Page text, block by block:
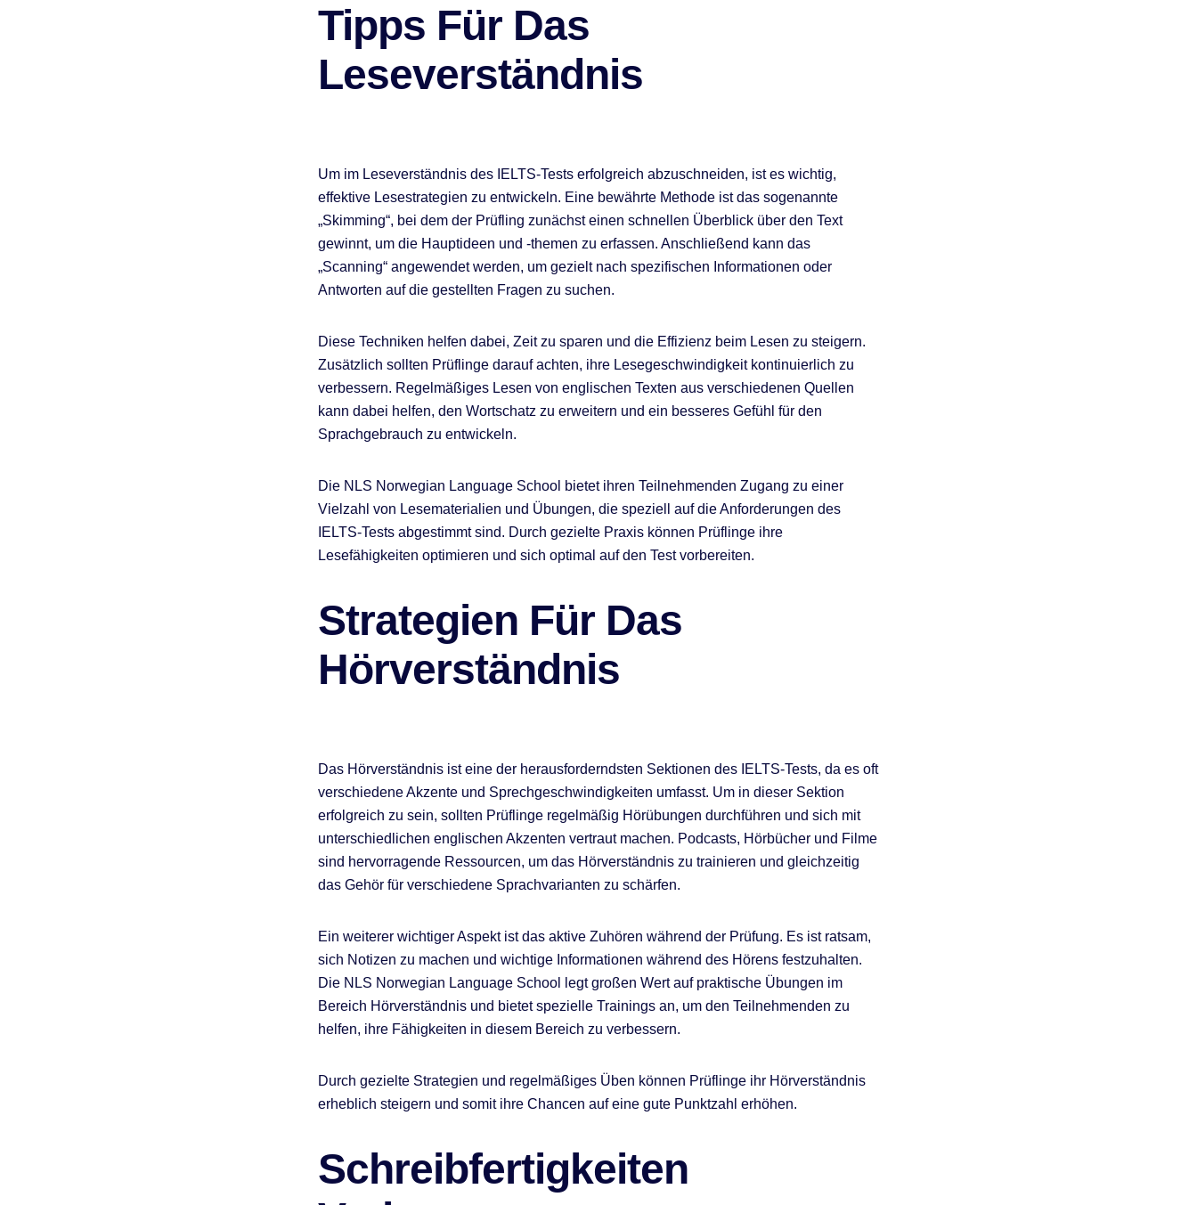
Tipps Für Das
Leseverständnis
Um im Leseverständnis des IELTS-Tests erfolgreich abzuschneiden, ist es wichtig,
effektive Lesestrategien zu entwickeln. Eine bewährte Methode ist das sogenannte
„Skimming“, bei dem der Prüfling zunächst einen schnellen Überblick über den Text
gewinnt, um die Hauptideen und -themen zu erfassen. Anschließend kann das
„Scanning“ angewendet werden, um gezielt nach spezifischen Informationen oder
Antworten auf die gestellten Fragen zu suchen.
Diese Techniken helfen dabei, Zeit zu sparen und die Effizienz beim Lesen zu steigern.
Zusätzlich sollten Prüflinge darauf achten, ihre Lesegeschwindigkeit kontinuierlich zu
verbessern. Regelmäßiges Lesen von englischen Texten aus verschiedenen Quellen
kann dabei helfen, den Wortschatz zu erweitern und ein besseres Gefühl für den
Sprachgebrauch zu entwickeln.
Die NLS Norwegian Language School bietet ihren Teilnehmenden Zugang zu einer
Vielzahl von Lesematerialien und Übungen, die speziell auf die Anforderungen des
IELTS-Tests abgestimmt sind. Durch gezielte Praxis können Prüflinge ihre
Lesefähigkeiten optimieren und sich optimal auf den Test vorbereiten.
Strategien Für Das
Hörverständnis
Das Hörverständnis ist eine der herausforderndsten Sektionen des IELTS-Tests, da es oft
verschiedene Akzente und Sprechgeschwindigkeiten umfasst. Um in dieser Sektion
erfolgreich zu sein, sollten Prüflinge regelmäßig Hörübungen durchführen und sich mit
unterschiedlichen englischen Akzenten vertraut machen. Podcasts, Hörbücher und Filme
sind hervorragende Ressourcen, um das Hörverständnis zu trainieren und gleichzeitig
das Gehör für verschiedene Sprachvarianten zu schärfen.
Ein weiterer wichtiger Aspekt ist das aktive Zuhören während der Prüfung. Es ist ratsam,
sich Notizen zu machen und wichtige Informationen während des Hörens festzuhalten.
Die NLS Norwegian Language School legt großen Wert auf praktische Übungen im
Bereich Hörverständnis und bietet spezielle Trainings an, um den Teilnehmenden zu
helfen, ihre Fähigkeiten in diesem Bereich zu verbessern.
Durch gezielte Strategien und regelmäßiges Üben können Prüflinge ihr Hörverständnis
erheblich steigern und somit ihre Chancen auf eine gute Punktzahl erhöhen.
Schreibfertigkeiten